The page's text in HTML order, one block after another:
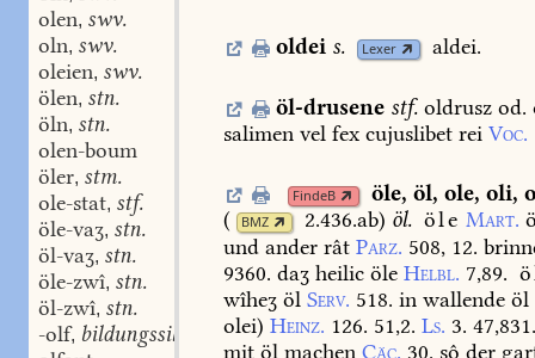
olen, swv.
oln, swv.
oleien, swv.
ölen, stn.
öln, stn.
olen-boum
öler, stm.
ole-stat, stf.
öle-vaʒ, stn.
öl-vaʒ, stn.
öle-zwî, stn.
öl-zwî, stn.
-olf, bildungssilbe.
oldei s. Lexer aldei.
öl-drusene stf. oldruszod.
salimen vel fex cujuslibet rei Voc.
FindeB öle, öl, ole, oli,
(
BMZ 2.436.ab) öl. öle Mart.
und ander rât Parz. 508, 12.
9360. daʒ heilic öle Helbl. 7,89.
wîheʒ öl Serv. 518. in wallende öl
olei) Heinz. 126. 51,2. Ls. 3.
mit öl machen Cäc. 30. sô der